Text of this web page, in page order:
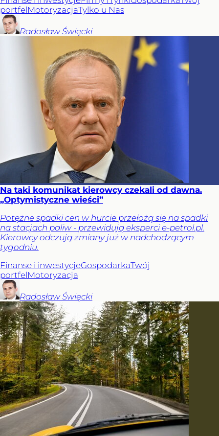
portfelMotoryzacjaTylko u Nas
Radosław Święcki
Na taki komunikat kierowcy czekali od dawna.
„Optymistyczne wieści”
Potężne spadki cen w hurcie przełożą się na spadki
na stacjach paliw - przewidują eksperci e-petrol.pl.
Kierowcy odczują zmiany już w nadchodzącym
tygodniu.
Finanse i inwestycjeGospodarkaTwój
portfelMotoryzacja
Radosław Święcki